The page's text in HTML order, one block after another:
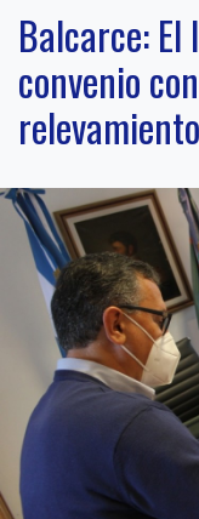
Balcarce:
convenio